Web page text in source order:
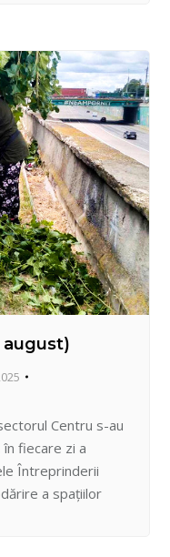
accesului din
august)
Centru s-au
fiecare zi a
Întreprinderii
a spațiilor
plantelor și